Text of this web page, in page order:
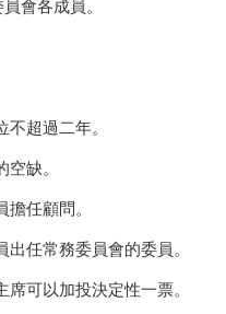
會各成員。
超過二年。
缺。
任顧問。
任常務委員會的委員。
可以加投決定性一票。